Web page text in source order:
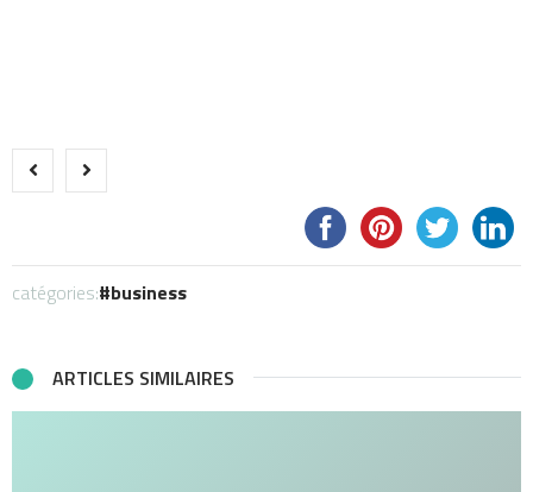
catégories: business
ARTICLES SIMILAIRES